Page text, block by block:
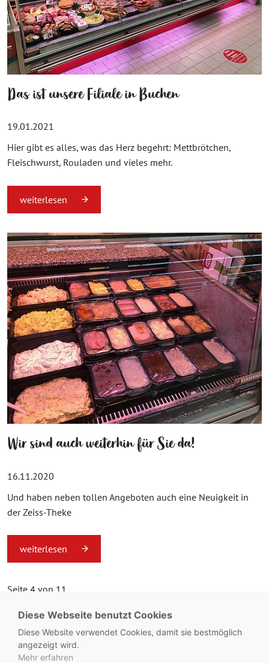
Das ist unsere Filiale in Buchen
19.01.2021
Hier gibt es alles, was das Herz begehrt: Mettbrötchen,
Fleischwurst, Rouladen und vieles mehr.
weiterlesen
Wir sind auch weiterhin für Sie da!
16.11.2020
Und haben neben tollen Angeboten auch eine Neuigkeit in
der Zeiss-Theke
weiterlesen
Seite 4 von 11.
Diese Webseite benutzt Cookies
Diese Website verwendet Cookies, damit sie bestmöglich
angezeigt wird.
Mehr erfahren